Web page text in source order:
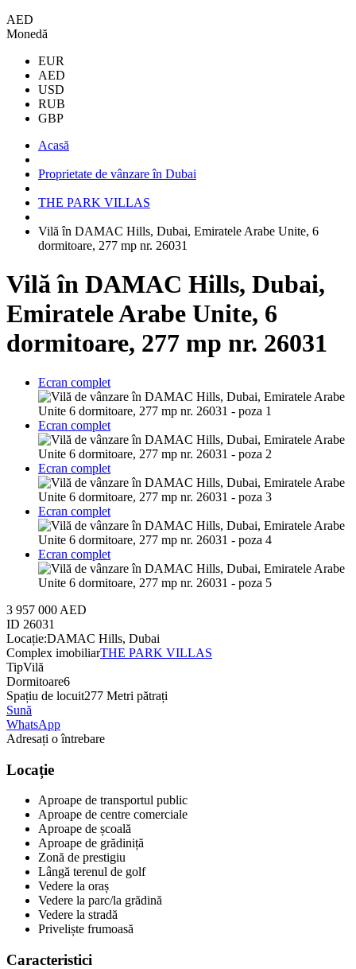
AED
Monedă
EUR
AED
USD
RUB
GBP
Acasă
Proprietate de vânzare în Dubai
THE PARK VILLAS
Vilă în DAMAC Hills, Dubai, Emiratele Arabe Unite, 6
dormitoare, 277 mp nr. 26031
Vilă în DAMAC Hills, Dubai,
Emiratele Arabe Unite, 6
dormitoare, 277 mp nr. 26031
Ecran complet
Ecran complet
Ecran complet
Ecran complet
Ecran complet
3 957 000 AED
ID 26031
Locație:DAMAC Hills, Dubai
Complex imobiliarTHE PARK VILLAS
TipVilă
Dormitoare6
Spațiu de locuit277 Metri pătrați
Sună
WhatsApp
Adresați o întrebare
Locație
Aproape de transportul public
Aproape de centre comerciale
Aproape de școală
Aproape de grădiniță
Zonă de prestigiu
Lângă terenul de golf
Vedere la oraș
Vedere la parc/la grădină
Vedere la stradă
Priveliște frumoasă
Caracteristici